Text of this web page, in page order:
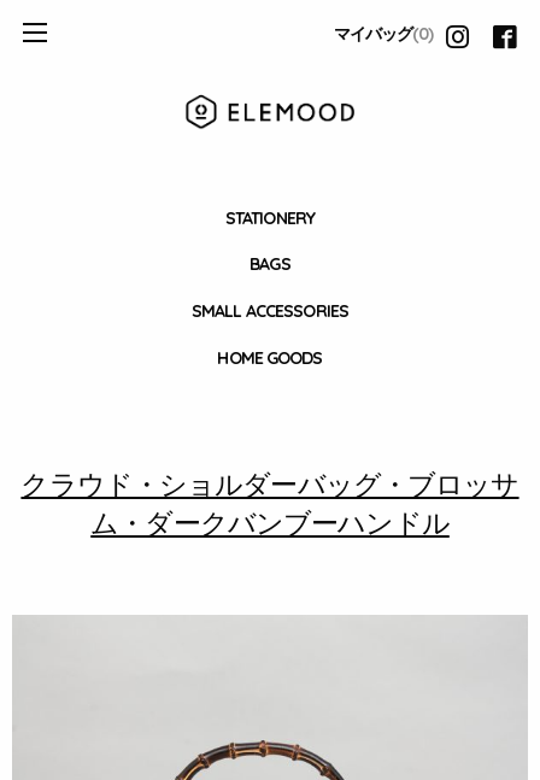
マイバッグ(0)
STATIONERY
BAGS
SMALL ACCESSORIES
HOME GOODS
クラウド・ショルダーバッグ・ブロッサ
ム・ダークバンブーハンドル